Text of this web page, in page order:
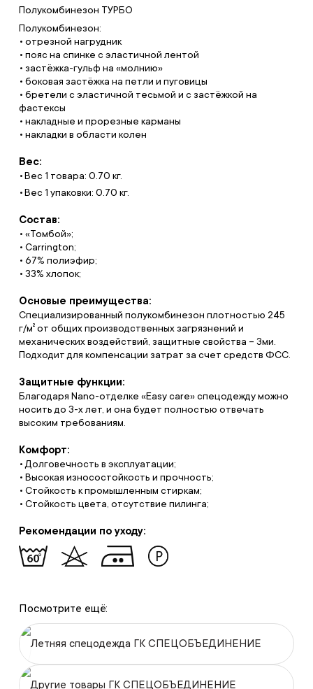
Полукомбинезон ТУРБО
Полукомбинезон:
• отрезной нагрудник
• пояс на спинке с эластичной лентой
• застёжка-гульф на «молнию»
• боковая застёжка на петли и пуговицы
• бретели с эластичной тесьмой и с застёжкой на
фастексы
• накладные и прорезные карманы
• накладки в области колен
Вес:
Вес 1 товара: 0.70 кг.
Вес 1 упаковки: 0.70 кг.
Состав:
• «Томбой»;
• Carrington;
• 67% полиэфир;
• 33% хлопок;
Основые преимущества:
Специализированный полукомбинезон плотностью 245
г/м² от общих производственных загрязнений и
механических воздействий, защитные свойства – Зми.
Подходит для компенсации затрат за счет средств ФСС.
Защитные функции:
Благодаря Nano-отделке «Easy care» спецодежду можно
носить до 3-х лет, и она будет полностью отвечать
высоким требованиям.
Комфорт:
• Долговечность в эксплуатации;
• Высокая износостойкость и прочность;
• Стойкость к промышленным стиркам;
• Стойкость цвета, отсутствие пилинга;
Рекомендации по уходу:
Посмотрите ещё:
Летняя спецодежда ГК СПЕЦОБЪЕДИНЕНИЕ
Другие товары ГК СПЕЦОБЪЕДИНЕНИЕ